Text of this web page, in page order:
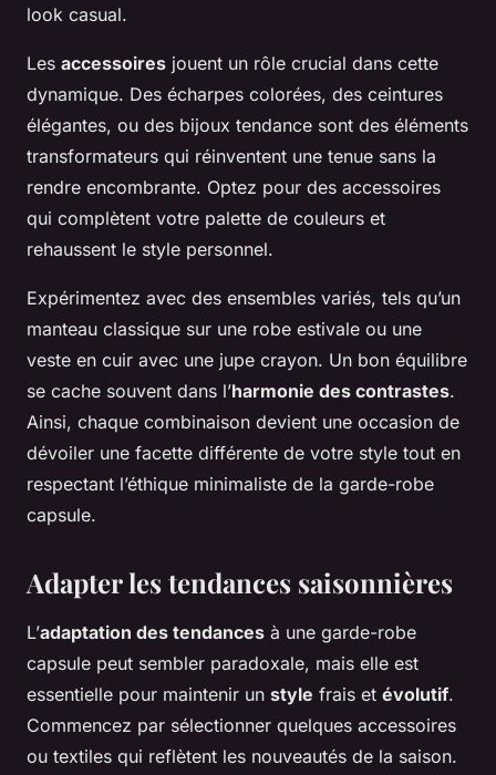
look casual.
Les accessoires jouent un rôle crucial dans cette
dynamique. Des écharpes colorées, des ceintures
élégantes, ou des bijoux tendance sont des éléments
transformateurs qui réinventent une tenue sans la
rendre encombrante. Optez pour des accessoires
qui complètent votre palette de couleurs et
rehaussent le style personnel.
Expérimentez avec des ensembles variés, tels qu’un
manteau classique sur une robe estivale ou une
veste en cuir avec une jupe crayon. Un bon équilibre
se cache souvent dans l’harmonie des contrastes.
Ainsi, chaque combinaison devient une occasion de
dévoiler une facette différente de votre style tout en
respectant l’éthique minimaliste de la garde-robe
capsule.
Adapter les tendances saisonnières
L’adaptation des tendances à une garde-robe
capsule peut sembler paradoxale, mais elle est
essentielle pour maintenir un style frais et évolutif.
Commencez par sélectionner quelques accessoires
ou textiles qui reflètent les nouveautés de la saison.